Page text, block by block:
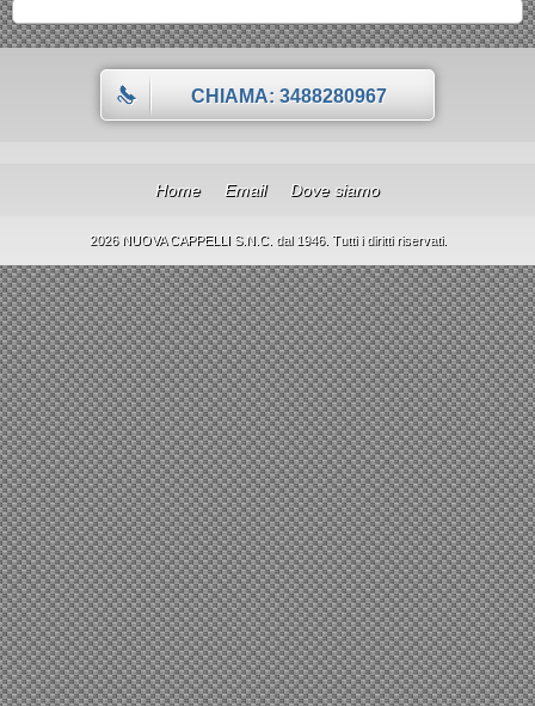
CHIAMA: 3488280967
Home Email Dove siamo
2026 NUOVA CAPPELLI S.N.C. dal 1946. Tutti i diritti riservati.